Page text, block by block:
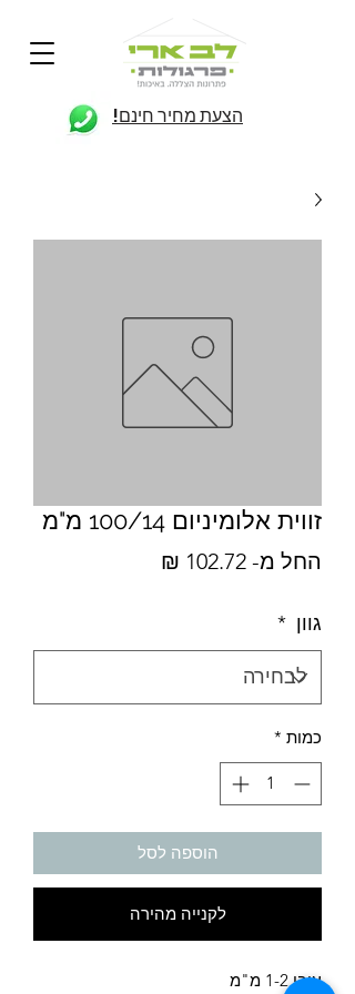
הצעת מחיר חינם!
זווית אלומיניום 100/14 מ"מ
החל מ- 102.72 ₪
גוון *
כמות *
הוספה לסל
לקנייה מהירה
עובי 1-2 מ"מ